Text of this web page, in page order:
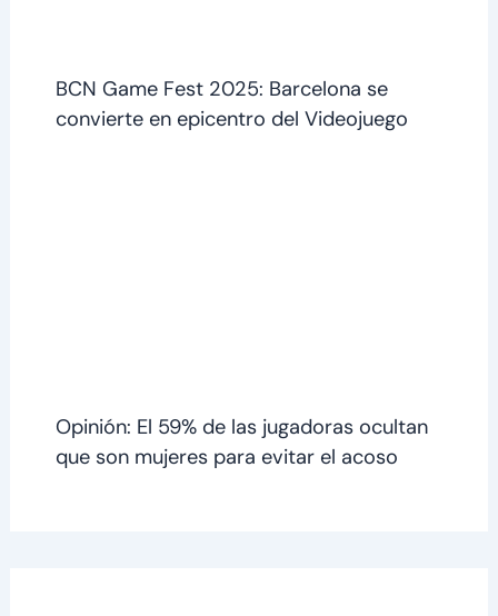
BCN Game Fest 2025: Barcelona se
convierte en epicentro del Videojuego
Opinión: El 59% de las jugadoras ocultan
que son mujeres para evitar el acoso